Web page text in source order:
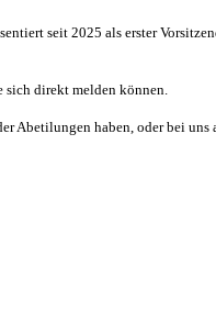
seit 2025 als erster
sich direkt melden können.
Abetilungen haben, oder bei